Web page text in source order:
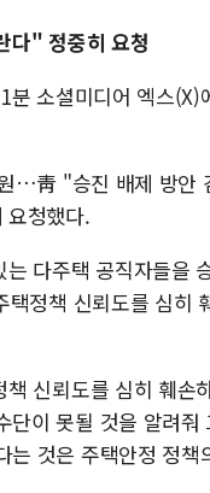
다" 정중히 요청
분 소셜미디어 엑스
…靑 "승진 배제 방안
요청했다.
다주택 공직자들을
정책 신뢰도를 심히
신뢰도를 심히 훼
단이 못될 것을 알려
것은 주택안정 정